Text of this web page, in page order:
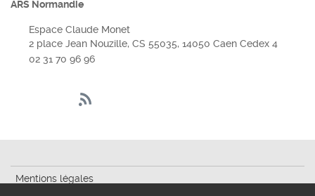
ARS Normandie
Espace Claude Monet
2 place Jean Nouzille, CS 55035, 14050 Caen Cedex 4
02 31 70 96 96
Mentions légales